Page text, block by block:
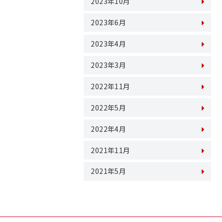
2023年6月
2023年4月
2023年3月
2022年11月
2022年5月
2022年4月
2021年11月
2021年5月